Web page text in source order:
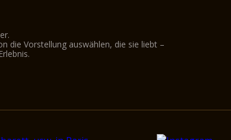
die Vorstellung auswählen, die sie liebt –